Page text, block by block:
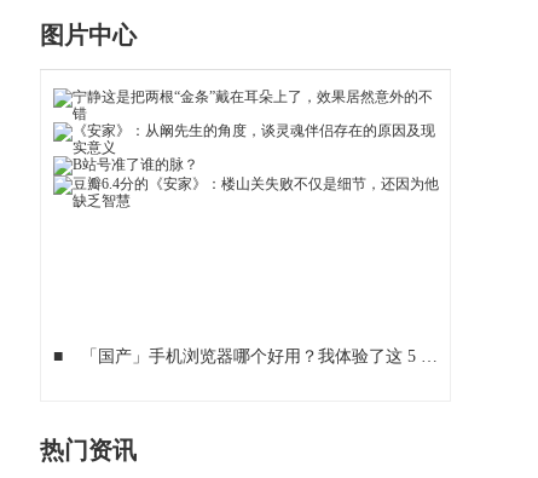
图片中心
■ 「国产」手机浏览器哪个好用？我体验了这 5 款
热门资讯